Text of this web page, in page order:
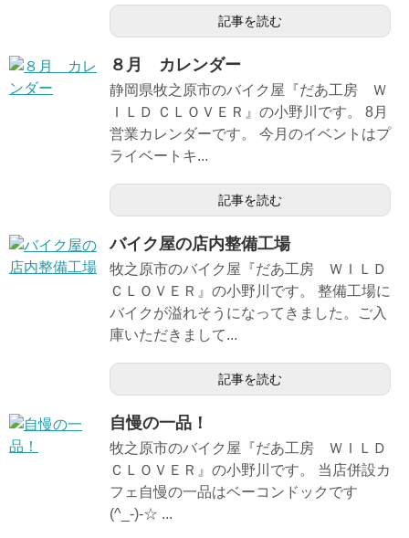
記事を読む
８月 カレンダー
静岡県牧之原市のバイク屋『だあ工房 Ｗ
ＩＬＤ ＣＬＯＶＥＲ』の小野川です。 8月
営業カレンダーです。 今月のイベントはプ
ライベートキ...
記事を読む
バイク屋の店内整備工場
牧之原市のバイク屋『だあ工房 ＷＩＬＤ
ＣＬＯＶＥＲ』の小野川です。 整備工場に
バイクが溢れそうになってきました。ご入
庫いただきまして...
記事を読む
自慢の一品！
牧之原市のバイク屋『だあ工房 ＷＩＬＤ
ＣＬＯＶＥＲ』の小野川です。 当店併設カ
フェ自慢の一品はベーコンドックです
(^_-)-☆ ...